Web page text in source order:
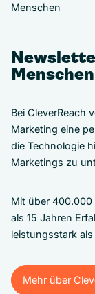
Menschen
Bei CleverReach
Marketing eine
die Technologie
Marketings zu
Mit über
als 15 Jahren
leistungsstark
Mehr über